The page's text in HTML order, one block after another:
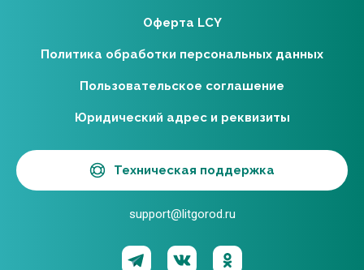
Оферта LCY
Политика обработки персональных данных
Пользовательское соглашение
Юридический адрес и реквизиты
Техническая поддержка
support@litgorod.ru